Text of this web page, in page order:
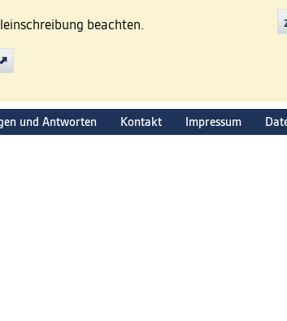
beachten.
und Antworten Kontakt Impressum